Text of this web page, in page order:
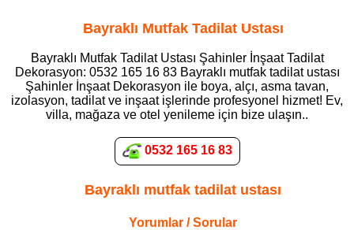
Bayraklı Mutfak Tadilat Ustası
Bayraklı Mutfak Tadilat Ustası Şahinler İnşaat Tadilat
Dekorasyon: 0532 165 16 83 Bayraklı mutfak tadilat ustası
Şahinler İnşaat Dekorasyon ile boya, alçı, asma tavan,
izolasyon, tadilat ve inşaat işlerinde profesyonel hizmet! Ev,
villa, mağaza ve otel yenileme için bize ulaşın..
0532 165 16 83
Bayraklı mutfak tadilat ustası
Yorumlar / Sorular